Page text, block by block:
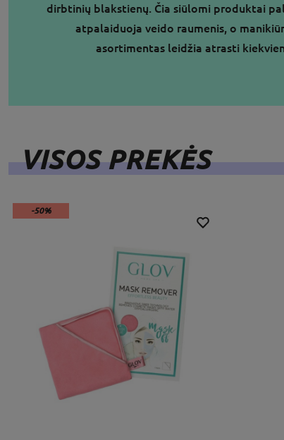
dirbtinių blakstienų. Čia siūlomi produktai
atpalaiduoja veido raumenis, o
asortimentas leidžia atrasti
VISOS PREKĖS
-50%